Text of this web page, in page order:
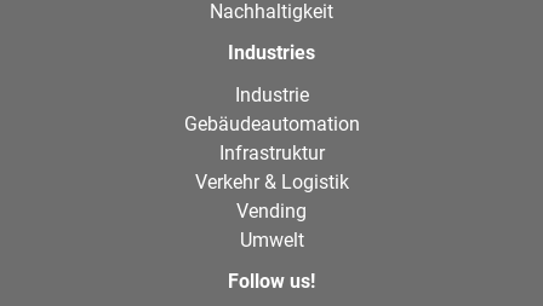
Nachhaltigkeit
Industries
Industrie
Gebäudeautomation
Infrastruktur
Verkehr & Logistik
Vending
Umwelt
Follow us!